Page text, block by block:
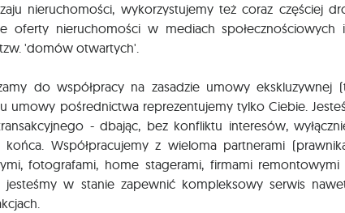
nieruchomości, wykorzystujemy też coraz częściej
oferty nieruchomości w mediach społecznościowych
'domów otwartych'.
do współpracy na zasadzie umowy ekskluzywnej
umowy pośrednictwa reprezentujemy tylko Ciebie.
- dbając, bez konfliktu interesów,
Współpracujemy z wieloma partnerami
fotografami, home stagerami, firmami remontowymi
jesteśmy w stanie zapewnić kompleksowy serwis